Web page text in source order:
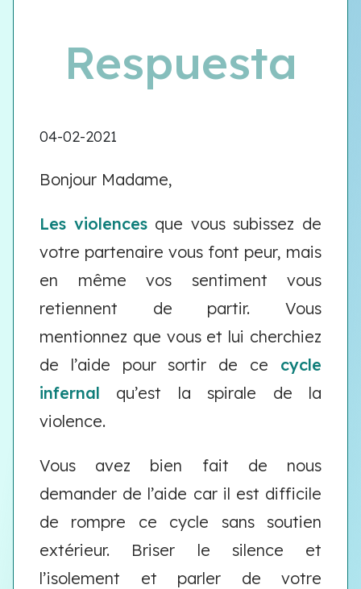
Respuesta
04-02-2021
Bonjour Madame,
Les violences que vous subissez de
votre partenaire vous font peur, mais
en même vos sentiment vous
retiennent de partir. Vous
mentionnez que vous et lui cherchiez
de l’aide pour sortir de ce cycle
infernal qu’est la spirale de la
violence.
Vous avez bien fait de nous
demander de l’aide car il est difficile
de rompre ce cycle sans soutien
extérieur. Briser le silence et
l’isolement et parler de votre